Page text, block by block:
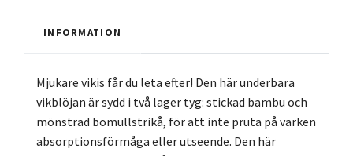
INFORMATION
Mjukare vikis får du leta efter! Den här underbara
vikblöjan är sydd i två lager tyg: stickad bambu och
mönstrad bomullstrikå, för att inte pruta på varken
absorptionsförmåga eller utseende. Den här